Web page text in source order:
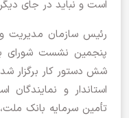
است و نباید در جای
رئیس سازمان مدیریت و
پنجمین نشست شورای
شش دستور کار برگزار
استاندار و
تأمین سرمایه بانک